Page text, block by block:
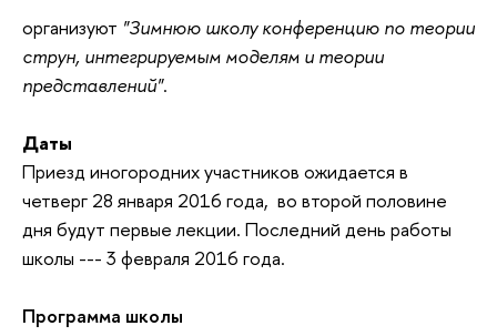
организуют "Зимнюю школу конференцию по теории
струн, интегрируемым моделям и теории
представлений".
Даты
Приезд иногородних участников ожидается в
четверг 28 января 2016 года, во второй половине
дня будут первые лекции. Последний день работы
школы --- 3 февраля 2016 года.
Программа школы